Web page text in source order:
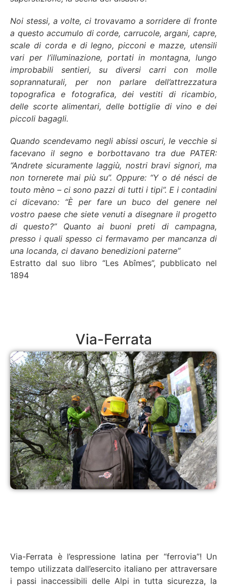
Noi stessi, a volte, ci trovavamo a sorridere di fronte
a questo accumulo di corde, carrucole, argani, capre,
scale di corda e di legno, picconi e mazze, utensili
vari per l’illuminazione, portati in montagna, lungo
improbabili sentieri, su diversi carri con molle
soprannaturali, per non parlare dell’attrezzatura
topografica e fotografica, dei vestiti di ricambio,
delle scorte alimentari, delle bottiglie di vino e dei
piccoli bagagli.
Quando scendevamo negli abissi oscuri, le vecchie si
facevano il segno e borbottavano tra due PATER:
“Andrete sicuramente laggiù, nostri bravi signori, ma
non tornerete mai più su”. Oppure: “Y o dé nésci de
touto mèno – ci sono pazzi di tutti i tipi”. E i contadini
ci dicevano: “È per fare un buco del genere nel
vostro paese che siete venuti a disegnare il progetto
di questo?” Quanto ai buoni preti di campagna,
presso i quali spesso ci fermavamo per mancanza di
una locanda, ci davano benedizioni paterne”
Estratto dal suo libro “Les Abîmes”, pubblicato nel
1894
Via-Ferrata
Via-Ferrata è l’espressione latina per “ferrovia”! Un
tempo utilizzata dall’esercito italiano per attraversare
i passi inaccessibili delle Alpi in tutta sicurezza, la